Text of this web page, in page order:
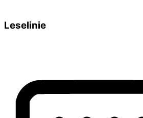
Leselinie